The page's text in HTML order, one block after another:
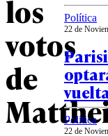
los
votos
de
Política
22 de
Política
22 de